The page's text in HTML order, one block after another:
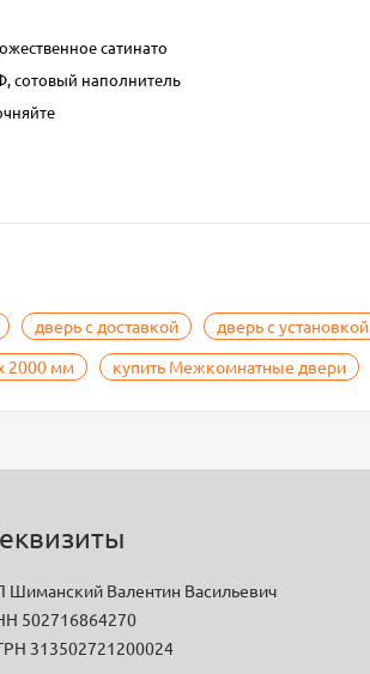
сатинато
сотовый наполнитель
дверь с доставкой
дверь с установкой
2000 мм купить Межкомнатные двери
Шиманский Валентин Васильевич
502716864270
313502721200024